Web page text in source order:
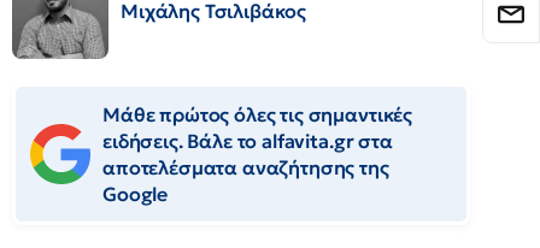
Μιχάλης Τσιλιβάκος
Μάθε πρώτος όλες τις σημαντικές
ειδήσεις. Βάλε το alfavita.gr στα
αποτελέσματα αναζήτησης της
Google